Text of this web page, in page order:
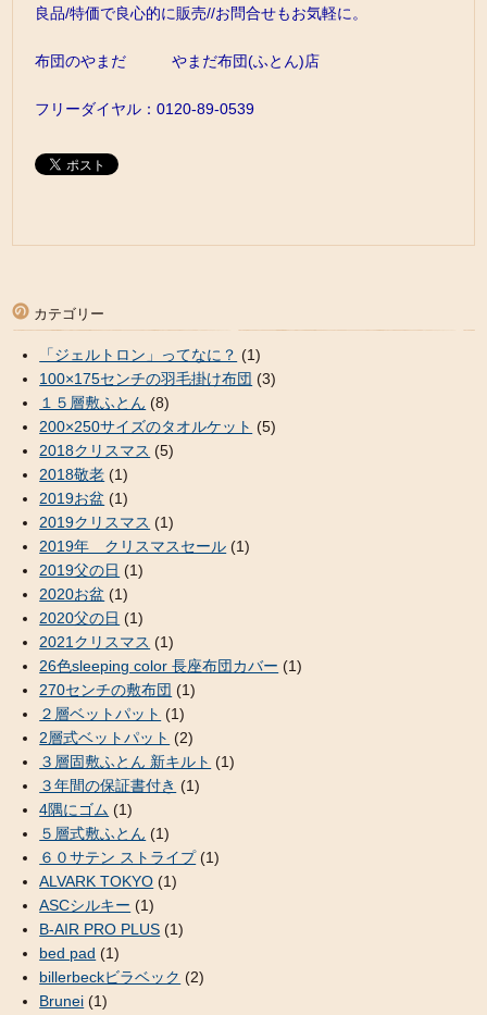
良品/特価で良心的に販売//お問合せもお気軽に。
布団のやまだ やまだ布団(ふとん)店
フリーダイヤル：0120-89-0539
カテゴリー
「ジェルトロン」ってなに？ (1)
100×175センチの羽毛掛け布団 (3)
１５層敷ふとん (8)
200×250サイズのタオルケット (5)
2018クリスマス (5)
2018敬老 (1)
2019お盆 (1)
2019クリスマス (1)
2019年 クリスマスセール (1)
2019父の日 (1)
2020お盆 (1)
2020父の日 (1)
2021クリスマス (1)
26色sleeping color 長座布団カバー (1)
270センチの敷布団 (1)
２層ベットパット (1)
2層式ベットパット (2)
３層固敷ふとん 新キルト (1)
３年間の保証書付き (1)
4隅にゴム (1)
５層式敷ふとん (1)
６０サテン ストライプ(1)
ALVARK TOKYO (1)
ASCシルキー (1)
B-AIR PRO PLUS (1)
bed pad (1)
billerbeckビラベック (2)
Brunei (1)